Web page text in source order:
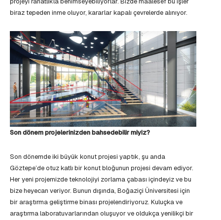
biraz tepeden inme oluyor, kararlar kapalı çevrelerde alınıyor.
Son dönem projelerinizden bahsedebilir miyiz?
Son dönemde iki büyük konut projesi yaptık, şu anda
Göztepe’de otuz katlı bir konut bloğunun projesi devam ediyor.
Her yeni projemizde teknolojiyi zorlama çabası içindeyiz ve bu
bize heyecan veriyor. Bunun dışında, Boğaziçi Üniversitesi için
bir araştırma geliştirme binası projelendiriyoruz. Kuluçka ve
araştırma laboratuvarlarından oluşuyor ve oldukça yenilikçi bir